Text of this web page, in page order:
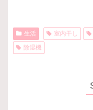
生活 室内干し
除湿機